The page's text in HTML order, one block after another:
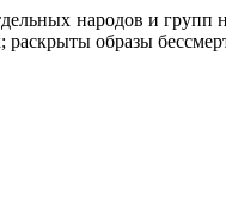
народов и групп
образы